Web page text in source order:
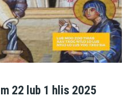
22 lub 1 hlis 2025